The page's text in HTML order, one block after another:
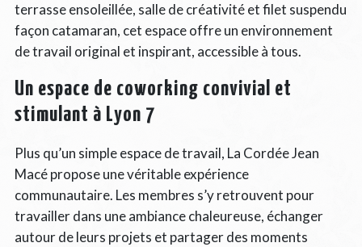
terrasse ensoleillée, salle de créativité et filet suspendu
façon catamaran, cet espace offre un environnement
de travail original et inspirant, accessible à tous.
Un espace de coworking convivial et
stimulant à Lyon 7
Plus qu’un simple espace de travail, La Cordée Jean
Macé propose une véritable expérience
communautaire. Les membres s’y retrouvent pour
travailler dans une ambiance chaleureuse, échanger
autour de leurs projets et partager des moments